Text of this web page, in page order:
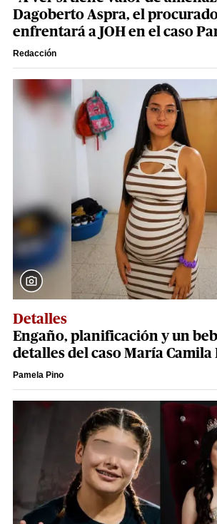
Dagoberto Aspra, el
enfrentará a JOH en el caso
Redacción
Detalles
Engaño, planificación y un
detalles del caso María Camila
Pamela Pino